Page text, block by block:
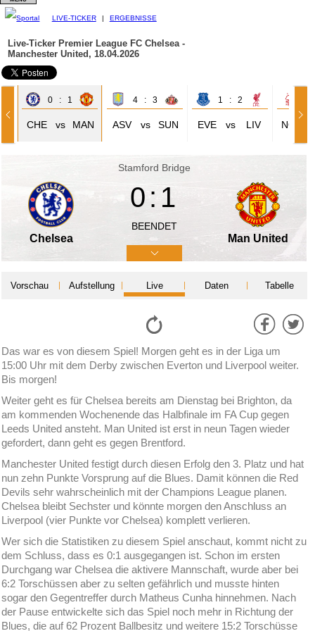
LIVE-TICKER | ERGEBNISSE
Live-Ticker Premier League FC Chelsea -
Manchester United, 18.04.2026
0 : 1
CHE vs MAN
4 : 3
ASV vs SUN
1 : 2
EVE vs LIV NOT
Stamford Bridge
Chelsea
0:1
BEENDET
Man United
Vorschau Aufstellung Live Daten Tabelle
Das war es von diesem Spiel! Morgen geht es in der Liga um
15:00 Uhr mit dem Derby zwischen Everton und Liverpool weiter.
Bis morgen!
Weiter geht es für Chelsea bereits am Dienstag bei Brighton, da
am kommenden Wochenende das Halbfinale im FA Cup gegen
Leeds United ansteht. Man United ist erst in neun Tagen wieder
gefordert, dann geht es gegen Brentford.
Manchester United festigt durch diesen Erfolg den 3. Platz und hat
nun zehn Punkte Vorsprung auf die Blues. Damit können die Red
Devils sehr wahrscheinlich mit der Champions League planen.
Chelsea bleibt Sechster und könnte morgen den Anschluss an
Liverpool (vier Punkte vor Chelsea) komplett verlieren.
Wer sich die Statistiken zu diesem Spiel anschaut, kommt nicht zu
dem Schluss, dass es 0:1 ausgegangen ist. Schon im ersten
Durchgang war Chelsea die aktivere Mannschaft, wurde aber bei
6:2 Torschüssen aber zu selten gefährlich und musste hinten
sogar den Gegentreffer durch Matheus Cunha hinnehmen. Nach
der Pause entwickelte sich das Spiel noch mehr in Richtung der
Blues, die auf 62 Prozent Ballbesitz und weitere 15:2 Torschüsse